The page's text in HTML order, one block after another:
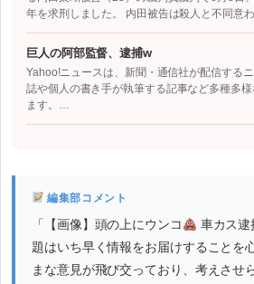
年を求刑しました。 内田被告は殺人と不同意
巨人の阿部監督、逮捕w
Yahoo!ニュースは、新聞・通信社が配信する
誌や個人の書き手が執筆する記事など多種多
ます。…
編集部コメント
「【画像】頭の上にウンコ
車カス
題はいち早く情報をお届けすることを
まな意見が飛び交っており、考えさせ